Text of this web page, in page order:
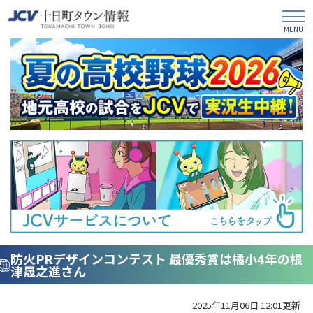
防火PRデザインコンテスト 最優秀賞は橘小4年の根
津晟之進さん
2025年11月06日 12:01更新